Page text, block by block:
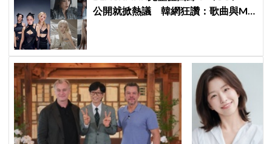
公開就掀熱議 韓網狂讚：歌曲與MV